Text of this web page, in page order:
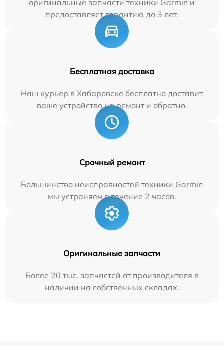
оригинальные запчасти техники Garmin и
предоставляет гарантию до 3 лет.
Бесплатная доставка
Наш курьер в Хабаровске бесплатно доставит
ваше устройство на ремонт и обратно.
Срочный ремонт
Большинство неисправностей техники Garmin
мы устраняем в течение 2 часов.
Оригинальные запчасти
Более 20 тыс. запчастей от производителя в
наличии на собственных складах.